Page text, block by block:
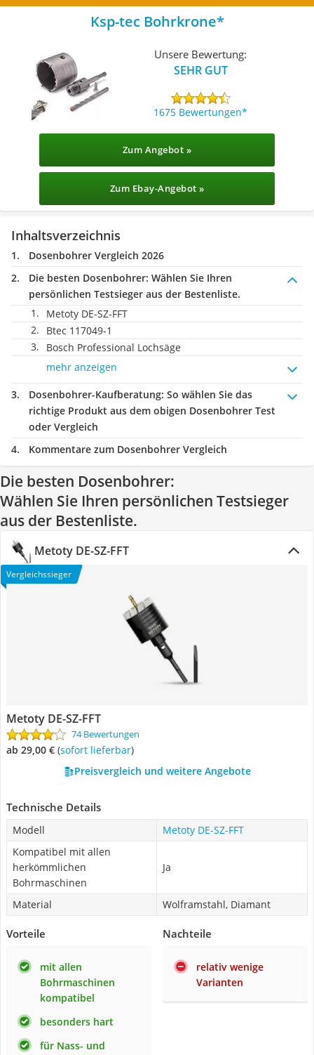
Ksp-tec Bohrkrone
Unsere Bewertung:
SEHR GUT
1675 Bewertungen
Zum Angebot »
Zum Ebay-Angebot »
Inhaltsverzeichnis
Dosenbohrer Vergleich 2026
Die besten Dosenbohrer: Wählen Sie Ihren
persönlichen Testsieger aus der Bestenliste.
Metoty DE-SZ-FFT
Btec 117049-1
Bosch Professional Lochsäge
mehr anzeigen
Dosenbohrer-Kaufberatung: So wählen Sie das
richtige Produkt aus dem obigen Dosenbohrer Test
oder Vergleich
Kommentare zum Dosenbohrer Vergleich
Die besten Dosenbohrer:
Wählen Sie Ihren persönlichen Testsieger
aus der Bestenliste.
Metoty DE-SZ-FFT
Vergleichssieger
Metoty DE-SZ-FFT
74 Bewertungen
ab 29,00 € ( Sofort lieferbar)
Preisvergleich und weitere Angebote
Technische Details
Modell
Metoty DE-SZ-FFT
Kompatibel mit allen
herkömmlichen
Bohrmaschinen
Ja
Material Wolframstahl, Diamant
Vorteile
mit allen
Bohrmaschinen
kompatibel
besonders hart
für Nass- und
Nachteile
relativ wenige
Varianten